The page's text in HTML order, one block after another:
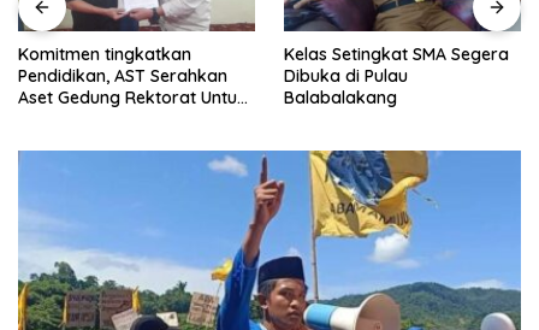
Komitmen tingkatkan
Pendidikan, AST Serahkan
Aset Gedung Rektorat Untuk
Kelas Setingkat SMA Segera
Dibuka di Pulau
Balabalakang